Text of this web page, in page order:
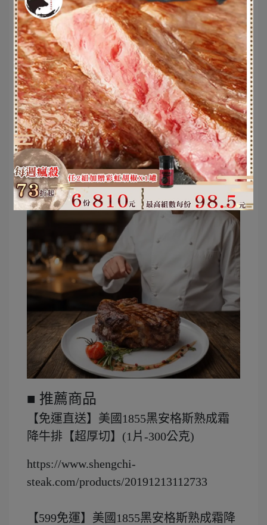
■( శ 3ੜ)～♥ 因為每台氣炸鍋功
率跟個人喜好等都不同
建議可依照個人喜歡~調整調味
跟熟度喔! 一起來試吃看看吧!
(❍ᴥ❍ʋ)
■ 推薦商品
【免運直送】美國1855黑安格斯熟成霜
降牛排【超厚切】(1片-300公克)
https://www.shengchi-
steak.com/products/20191213112733
【599免運】美國1855黑安格斯熟成霜降